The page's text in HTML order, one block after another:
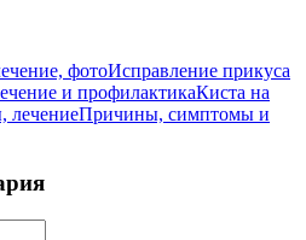
фотоИсправление прикуса
и профилактикаКиста на
лечениеПричины, симптомы и